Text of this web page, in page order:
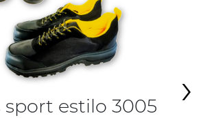
sport estilo 3005 ›